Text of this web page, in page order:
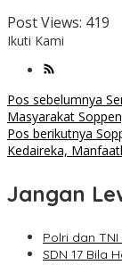
Post Views: 419
Ikuti Kami
Navigasi
pos
Pos sebelumnya
Masyarakat
Pos berikutnya
Kedaireka,
Jangan
Polri dan
SDN 17 Bila